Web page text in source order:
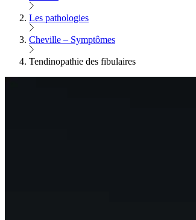
Les pathologies
Cheville – Symptômes
Tendinopathie des fibulaires